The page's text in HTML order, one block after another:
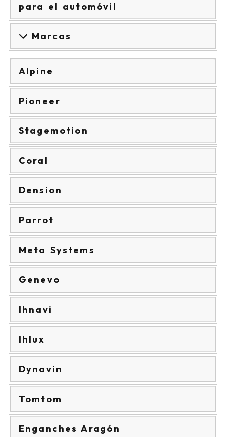
para el automóvil
Marcas
Alpine
Pioneer
Stagemotion
Coral
Dension
Parrot
Meta Systems
Genevo
Ihnavi
Ihlux
Dynavin
Tomtom
Enganches Aragón